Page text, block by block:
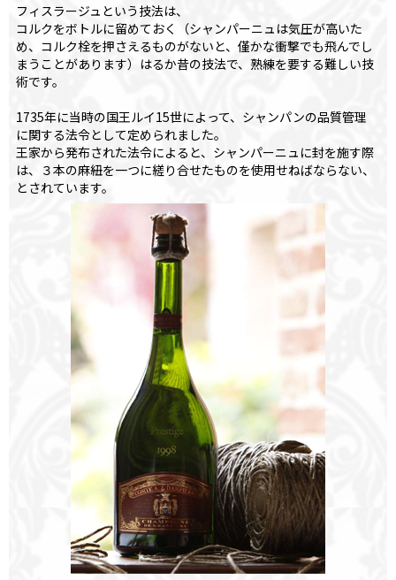
フィスラージュという技法は、
コルクをボトルに留めておく（シャンパーニュは気圧が高いた
め、コルク栓を押さえるものがないと、僅かな衝撃でも飛んでし
まうことがあります）はるか昔の技法で、熟練を要する難しい技
術です。
1735年に当時の国王ルイ15世によって、シャンパンの品質管理
に関する法令として定められました。
王家から発布された法令によると、シャンパーニュに封を施す際
は、３本の麻紐を一つに縒り合せたものを使用せねばならない、
とされています。